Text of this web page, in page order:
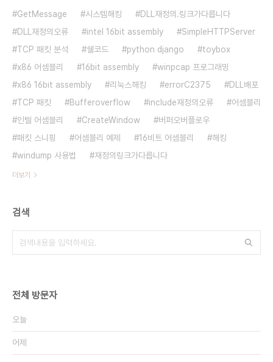
GetMessage 시스템해킹
DLL재정의.링크가다릅니다
DLL재정의오류
intel 16bit assembly
SimpleHTTPServer
TCP 패킷 분석
쉘코드 python django
toybox
x86 어셈블리
16bit assembly
winpcap 프로그래밍
x86 16bit assembly
리눅스해킹 errorC2375
DLL배포
TCP 패킷
Bufferoverflow include재정의오류
어셈블리
인텔 어셈블리
CreateWindow
버퍼오버플로우
패킷 스니핑
어셈블리 예제 16비트 어셈블리
해킹
windump 사용법
재정의링크가다릅니다
더보기
검색
전체 방문자
오늘
어제